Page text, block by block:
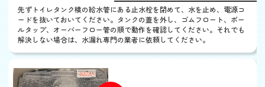
割
引
先ずトイレタンク横の給水管にある止水栓を閉めて、水を止め、電源コ
ードを抜いておいてください。タンクの蓋を外し、ゴムフロート、ボー
ルタップ、オーバーフロー管の順で動作を確認してください。それでも
解決しない場合は、水漏れ専門の業者に依頼してください。